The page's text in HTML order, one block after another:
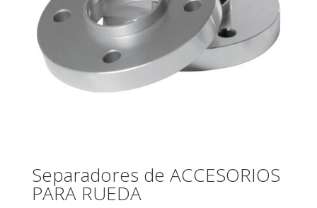
Separadores de ACCESORIOS
PARA RUEDA